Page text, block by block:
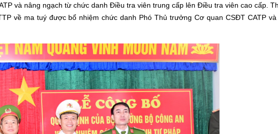
và nâng ngạch từ chức danh Điều tra viên trung cấp lên Điều tra viên cao cấp.
về ma tuý được bổ nhiệm chức danh Phó Thủ trưởng Cơ quan CSĐT CATP